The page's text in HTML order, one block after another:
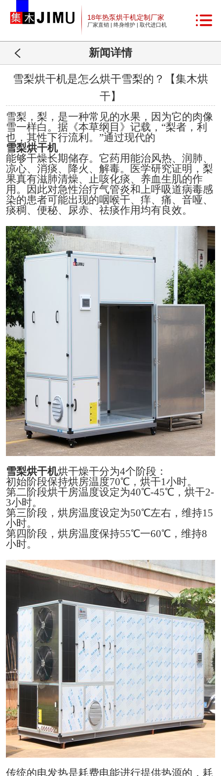
18年热泵烘干机定制厂家
厂家直销 | 终身维护 | 取代进口机
新闻详情
雪梨烘干机是怎么烘干雪梨的？【集木烘
干】
雪梨，梨，是一种常见的水果，因为它的肉像
雪一样白。据《本草纲目》记载，“梨者，利
也，其性下行流利。”通过现代的
雪梨烘干机
能够干燥长期储存。 它药用能治风热、润肺、
凉心、消痰、降火、解毒。医学研究证明，梨
果真有滋肺清燥、止咳化痰、养血生肌的作
用。因此对急性治疗气管炎和上呼吸道病毒感
染的患者可能出现的咽喉干、痒、痛、音哑、
痰稠、便秘、尿赤、祛痰作用均有良效。
雪梨烘干机烘干燥干分为4个阶段：
初始阶段保持烘房温度70℃，烘干1小时。
第二阶段烘干房温度设定为40℃-45℃，烘干2-
3小时。
第三阶段，烘房温度设定为50℃左右，维持15
小时。
第四阶段，烘房温度保持55℃一60℃，维持8
小时。
传统的电发热是耗费电能进行提供热源的，耗